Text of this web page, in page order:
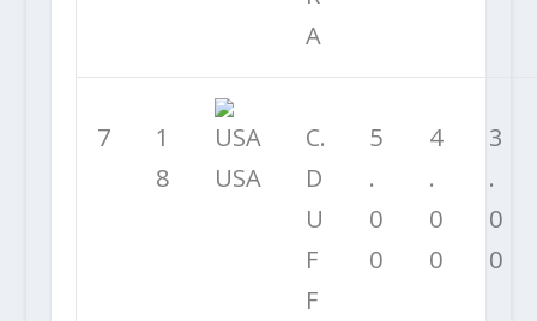
A
7
1
8
USA
C.
D
U
F
F
5
.
0
0
4
.
0
0
3
.
0
0